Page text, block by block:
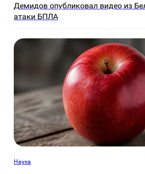
Демидов опубликовал видео из
атаки БПЛА
Наука